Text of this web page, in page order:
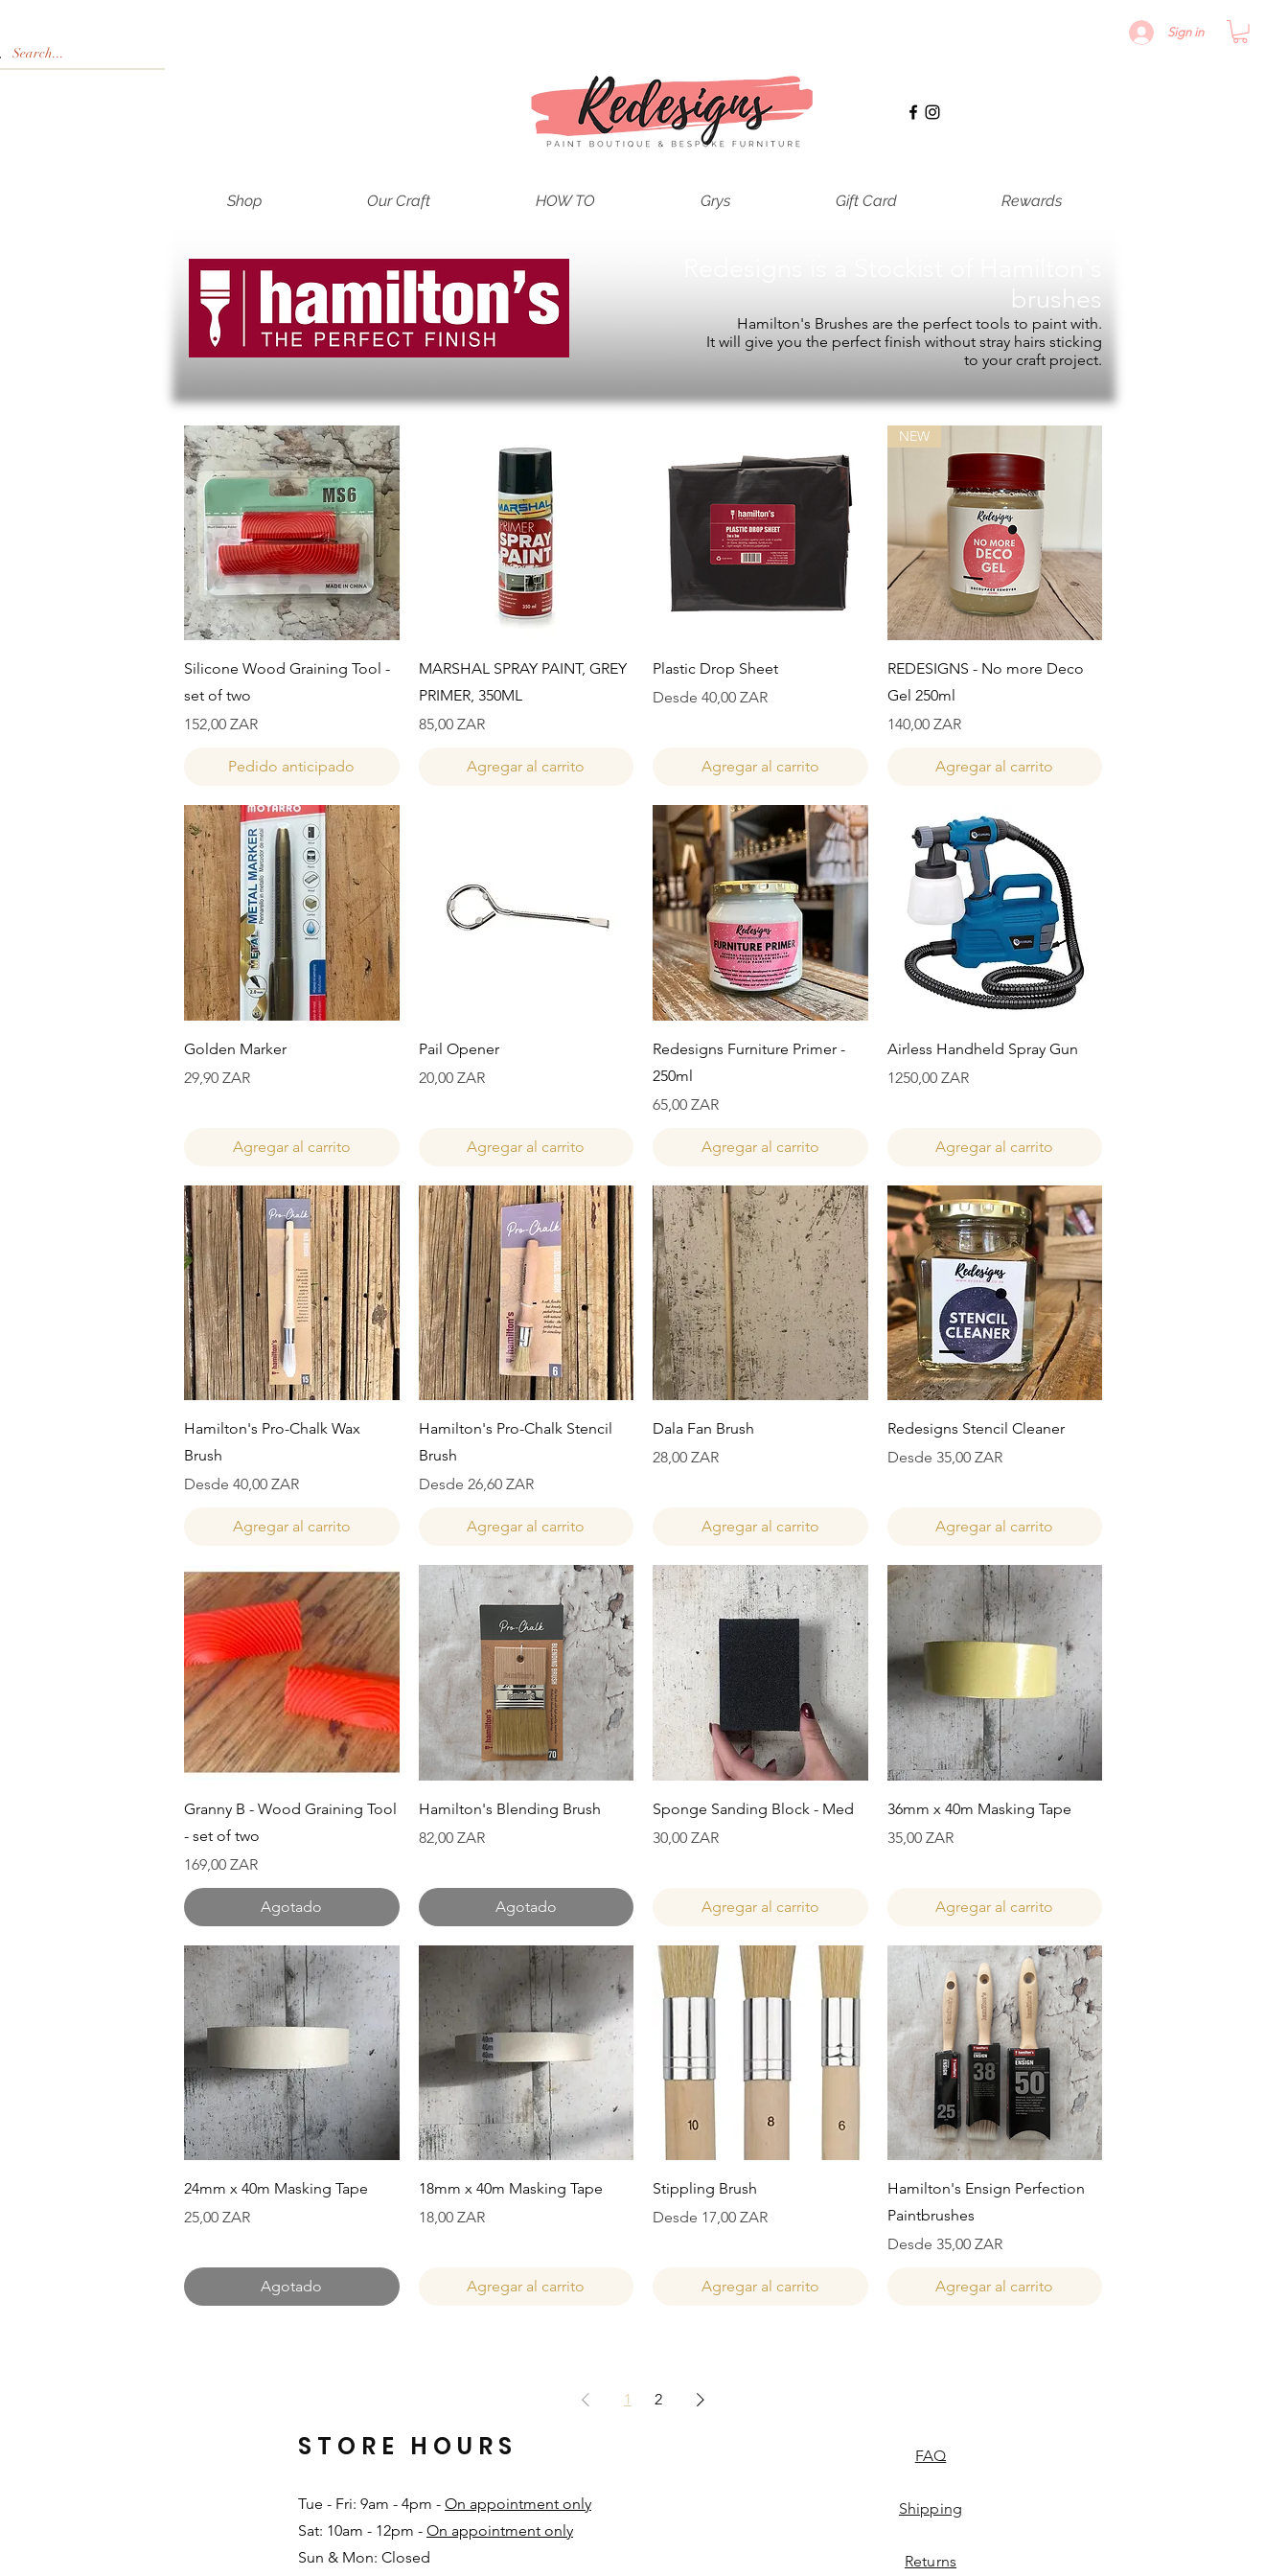
Sign in
Shop Our Craft HOW TO Grys Gift Card Rewards
brushes
Hamilton's Brushes are the perfect tools to paint with.
It will give you the perfect finish without stray hairs sticking
to your craft project.
Vista rápida
Silicone Wood Graining Tool -
set of two
Precio
152,00 ZAR
Pedido anticipado
Vista rápida
MARSHAL SPRAY PAINT, GREY
PRIMER, 350ML
Precio
85,00 ZAR
Agregar al carrito
Vista rápida
Plastic Drop Sheet
Desde 40,00 ZAR
Precio de oferta
Agregar al carrito
Vista rápida
NEW
REDESIGNS - No more Deco
Gel 250ml
Precio
140,00 ZAR
Agregar al carrito
Vista rápida
Golden Marker
Precio
29,90 ZAR
Agregar al carrito
Vista rápida
Pail Opener
Precio
20,00 ZAR
Agregar al carrito
Vista rápida
Redesigns Furniture Primer -
250ml
Precio
65,00 ZAR
Agregar al carrito
Vista rápida
Airless Handheld Spray Gun
Precio
1250,00 ZAR
Agregar al carrito
Vista rápida
Hamilton's Pro-Chalk Wax
Brush
Desde 40,00 ZAR
Precio de oferta
Agregar al carrito
Vista rápida
Hamilton's Pro-Chalk Stencil
Brush
Desde 26,60 ZAR
Precio de oferta
Agregar al carrito
Vista rápida
Dala Fan Brush
Precio
28,00 ZAR
Agregar al carrito
Vista rápida
Redesigns Stencil Cleaner
Desde 35,00 ZAR
Precio de oferta
Agregar al carrito
Vista rápida
Granny B - Wood Graining Tool
- set of two
Precio
169,00 ZAR
Agotado
Vista rápida
Hamilton's Blending Brush
Precio
82,00 ZAR
Agotado
Vista rápida
Sponge Sanding Block - Med
Precio
30,00 ZAR
Agregar al carrito
Vista rápida
36mm x 40m Masking Tape
Precio
35,00 ZAR
Agregar al carrito
Vista rápida
24mm x 40m Masking Tape
Precio
25,00 ZAR
Agotado
Vista rápida
18mm x 40m Masking Tape
Precio
18,00 ZAR
Agregar al carrito
Vista rápida
Stippling Brush
Desde 17,00 ZAR
Precio de oferta
Agregar al carrito
Vista rápida
Hamilton's Ensign Perfection
Paintbrushes
Desde 35,00 ZAR
Precio de oferta
Agregar al carrito
1 2
Tue - Fri: 9am - 4pm - On appointment only
Sat: 10am - 12pm - On appointment only
Sun & Mon: Closed​
STORE HOURS FAQ
Shipping
Returns